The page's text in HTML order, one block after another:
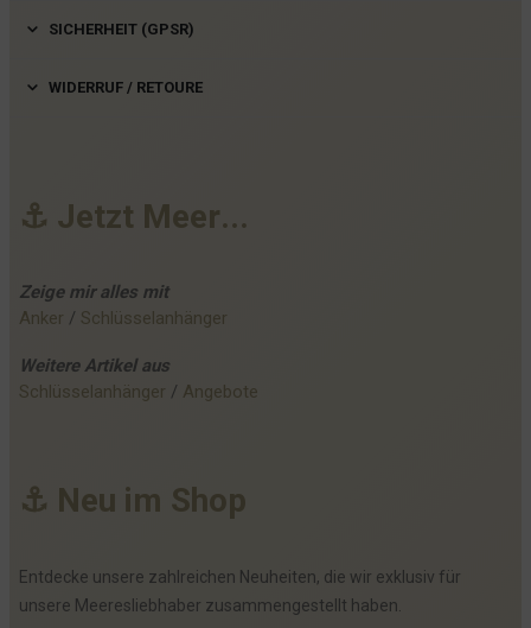
SICHERHEIT (GPSR)
WIDERRUF / RETOURE
⚓ Jetzt Meer...
Zeige mir alles mit
Anker / Schlüsselanhänger
Weitere Artikel aus
Schlüsselanhänger / Angebote
⚓ Neu im Shop
Entdecke unsere zahlreichen Neuheiten, die wir exklusiv für
unsere Meeresliebhaber zusammengestellt haben.